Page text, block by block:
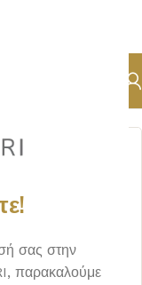
σας στην
παρακαλούμε